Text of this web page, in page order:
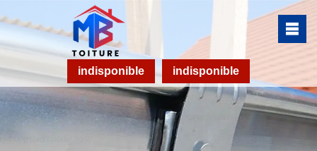
indisponible indisponible